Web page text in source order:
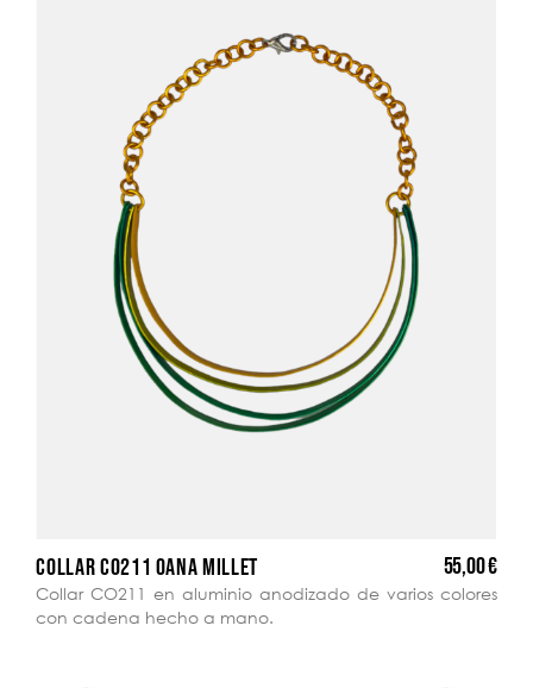
COLLAR CO211 OANA MILLET 55,00 €
Collar CO211 en aluminio anodizado de varios colores
con cadena hecho a mano.